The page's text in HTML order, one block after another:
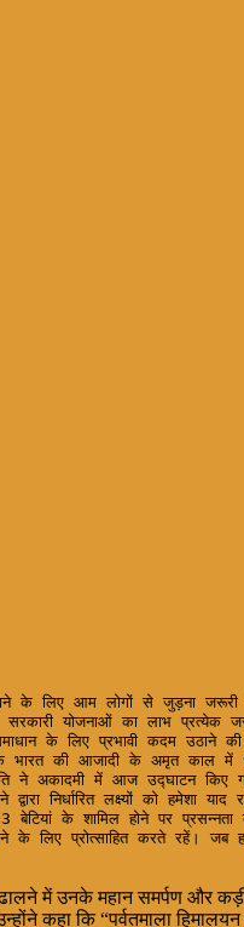
योजनाओं का लाभ प्रत्येक
के लिए प्रभावी कदम उठाने
भारत की आजादी के अमृत काल
ने अकादमी में आज उद्घाटन
द्वारा निर्धारित लक्ष्यों को
के शामिल होने पर
लिए प्रोत्साहित करते रहें। जब
ढालने में उनके महान समर्पण और
कहा कि “पर्वतमाला हिमालयन